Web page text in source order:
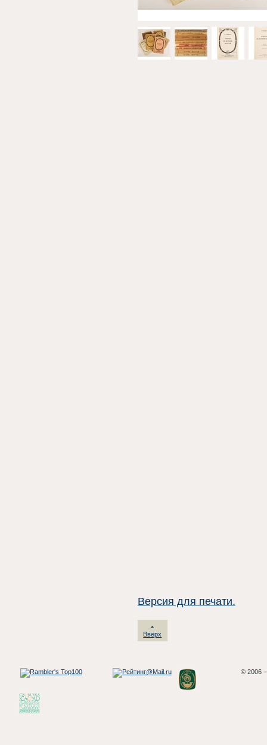
Версия для печати.
Вверх
© 2006